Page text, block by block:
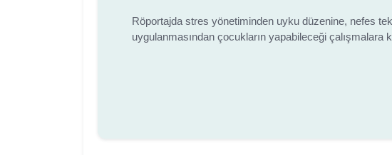
Röportajda stres yönetiminden uyku düzenine, nefes
uygulanmasından çocukların yapabileceği çalışmalara